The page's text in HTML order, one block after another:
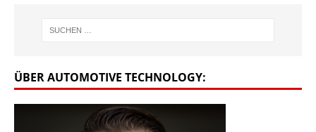
ÜBER AUTOMOTIVE TECHNOLOGY: